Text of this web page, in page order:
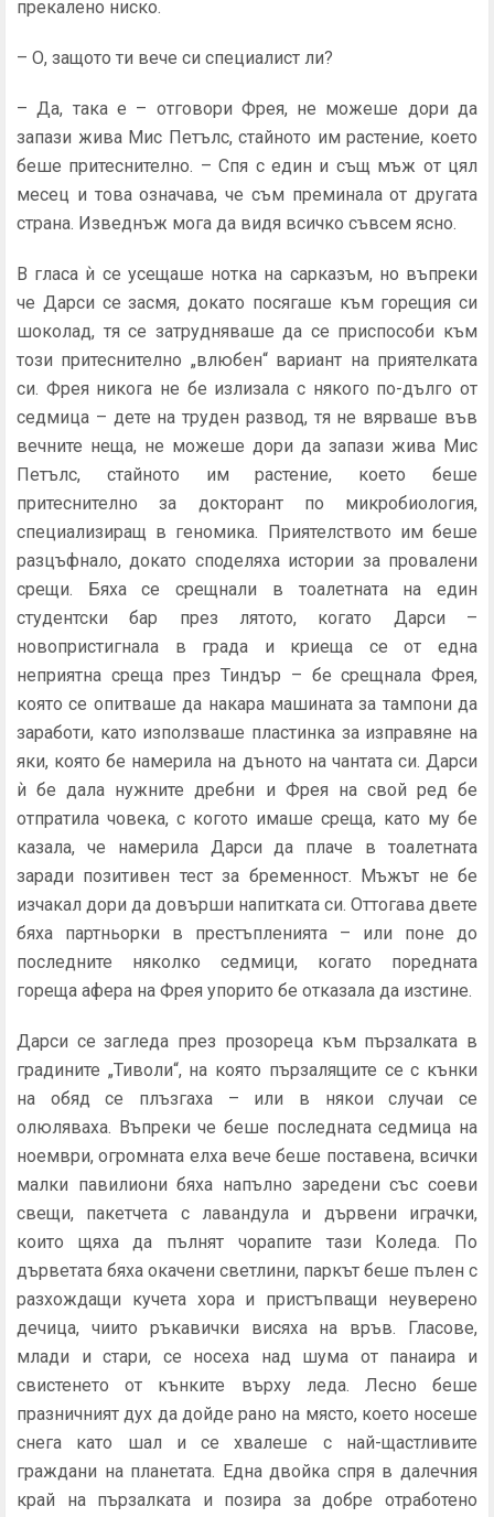
прекалено ниско.
– О, защото ти вече си специалист ли?
– Да, така е – отговори Фрея, не можеше дори да
запази жива Мис Петълс, стайното им растение, което
беше притеснително. – Спя с един и същ мъж от цял
месец и това означава, че съм преминала от другата
страна. Изведнъж мога да видя всичко съвсем ясно.
В гласа ѝ се усещаше нотка на сарказъм, но въпреки
че Дарси се засмя, докато посягаше към горещия си
шоколад, тя се затрудняваше да се приспособи към
този притесни­телно „влюбен“ вариант на приятелката
си. Фрея никога не бе излизала с някого по-дълго от
седмица – дете на тру­ден развод, тя не вярваше във
вечните неща, не можеше дори да запази жива Мис
Петълс, стайното им растение, което беше
притеснително за докторант по микробиоло­гия,
специализиращ в геномика. Приятелството им беше
разцъфнало, докато споделяха истории за провалени
сре­щи. Бяха се срещнали в тоалетната на един
студентски бар през лятото, когато Дарси –
новопристигнала в града и кри­еща се от една
неприятна среща през Тиндър – бе срещнала Фрея,
която се опитваше да накара машината за тампони да
заработи, като използваше пластинка за изправяне на
яки, която бе намерила на дъното на чантата си. Дарси
ѝ бе дала нужните дребни и Фрея на свой ред бе
отпратила човека, с когото имаше среща, като му бе
казала, че наме­рила Дарси да плаче в тоалетната
заради позитивен тест за бременност. Мъжът не бе
изчакал дори да довърши на­питката си. Оттогава двете
бяха партньорки в престъпле­нията – или поне до
последните няколко седмици, когато поредната
гореща афера на Фрея упорито бе отказала да изстине.
Дарси се загледа през прозореца към пързалката в
градините „Тиволи“, на която пързалящите се с кънки
на обяд се плъзгаха – или в някои случаи се
олюляваха. Въпреки че беше последната седмица на
ноември, огромната елха вече беше поставена, всички
малки павилиони бяха напълно заредени със соеви
свещи, пакетчета с лаванду­ла и дървени играчки,
които щяха да пълнят чорапите тази Коледа. По
дърветата бяха окачени светлини, паркът беше пълен с
разхождащи кучета хора и пристъпващи не­уверено
дечица, чиито ръкавички висяха на връв. Гласове,
млади и стари, се носеха над шума от панаира и
свисте­нето от кънките върху леда. Лесно беше
празничният дух да дойде рано на място, което носеше
снега като шал и се хвалеше с най-щастливите
граждани на планетата. Една двойка спря в далечния
край на пързалката и позира за добре отработено